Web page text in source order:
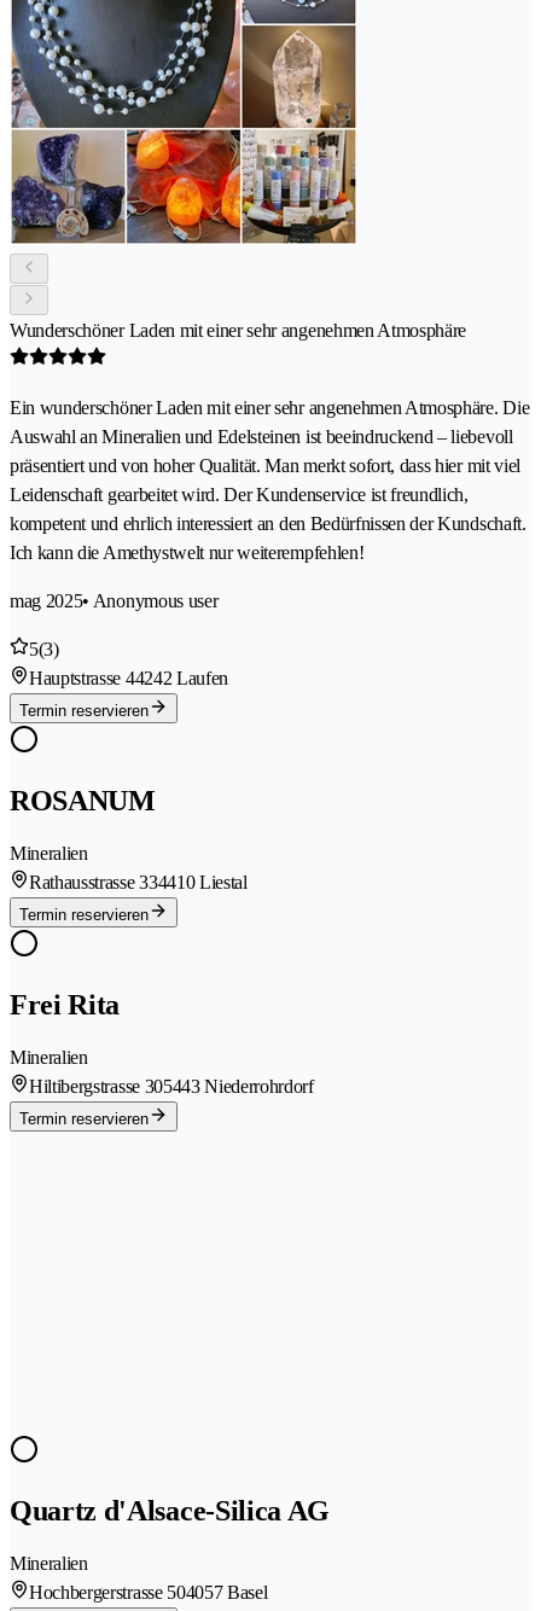
Wunderschöner Laden mit einer sehr angenehmen Atmosphäre
Ein wunderschöner Laden mit einer sehr angenehmen Atmosphäre. Die
Auswahl an Mineralien und Edelsteinen ist beeindruckend – liebevoll
präsentiert und von hoher Qualität. Man merkt sofort, dass hier mit viel
Leidenschaft gearbeitet wird. Der Kundenservice ist freundlich,
kompetent und ehrlich interessiert an den Bedürfnissen der Kundschaft.
Ich kann die Amethystwelt nur weiterempfehlen!
mag 2025• Anonymous user
5(3)
Hauptstrasse 44242 Laufen
Termin reservieren
ROSANUM
Mineralien
Rathausstrasse 334410 Liestal
Termin reservieren
Frei Rita
Mineralien
Hiltibergstrasse 305443 Niederrohrdorf
Termin reservieren
Quartz d'Alsace-Silica AG
Mineralien
Hochbergerstrasse 504057 Basel